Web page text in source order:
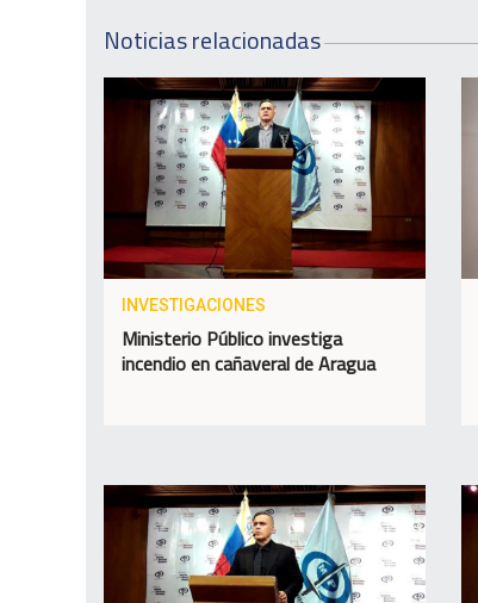
Noticias relacionadas
INVESTIGACIONES
Ministerio Público investiga
incendio en cañaveral de Aragua